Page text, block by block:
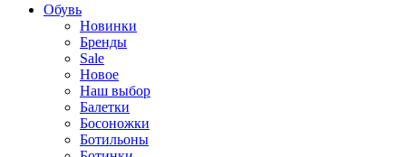
Обувь
Новинки
Бренды
Sale
Новое
Наш выбор
Балетки
Босоножки
Ботильоны